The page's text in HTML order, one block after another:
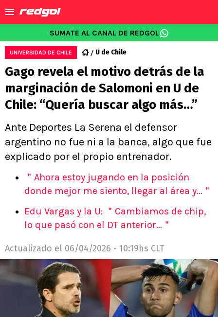
SUMATE AL CANAL DE REDGOL
UNIVERSIDAD DE CHILE U de Chile
Gago revela el motivo detrás de la
marginación de Salomoni en U de
Chile: “Quería buscar algo más…”
Ante Deportes La Serena el defensor
argentino no fue ni a la banca, algo que fue
explicado por el propio entrenador.
＂Ahora estoy jugando en la posición
donde mejor me siento, llegar al área y...＂
Edu Vargas y la U: ＂Cambiamos de chip,
lo que pasó con el DT anterior...＂
Actualizado el 06/04/2026 - 10:19hs CLT